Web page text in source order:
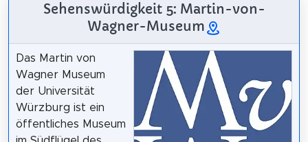
Sehenswürdigkeit 5: Martin-von-
Wagner-Museum
Das Martin von
Wagner Museum
der Universität
Würzburg ist ein
öffentliches Museum